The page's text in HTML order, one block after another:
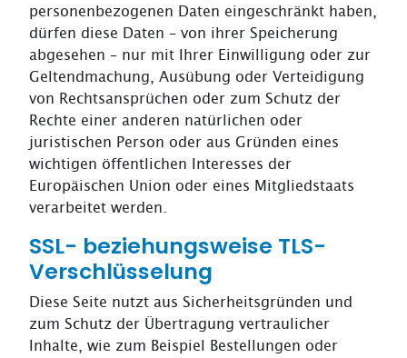
personenbezogenen Daten eingeschränkt haben,
dürfen diese Daten – von ihrer Speicherung
abgesehen – nur mit Ihrer Einwilligung oder zur
Geltendmachung, Ausübung oder Verteidigung
von Rechtsansprüchen oder zum Schutz der
Rechte einer anderen natürlichen oder
juristischen Person oder aus Gründen eines
wichtigen öffentlichen Interesses der
Europäischen Union oder eines Mitgliedstaats
verarbeitet werden.
SSL- beziehungsweise TLS-
Verschlüsselung
Diese Seite nutzt aus Sicherheitsgründen und
zum Schutz der Übertragung vertraulicher
Inhalte, wie zum Beispiel Bestellungen oder